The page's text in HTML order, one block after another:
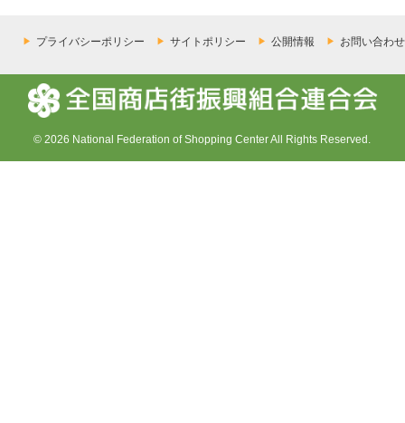
プライバシーポリシー サイトポリシー 公開情報 お問い合わせ
© 2026 National Federation of Shopping Center All Rights Reserved.